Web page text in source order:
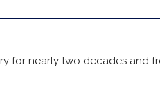
for nearly two decades and